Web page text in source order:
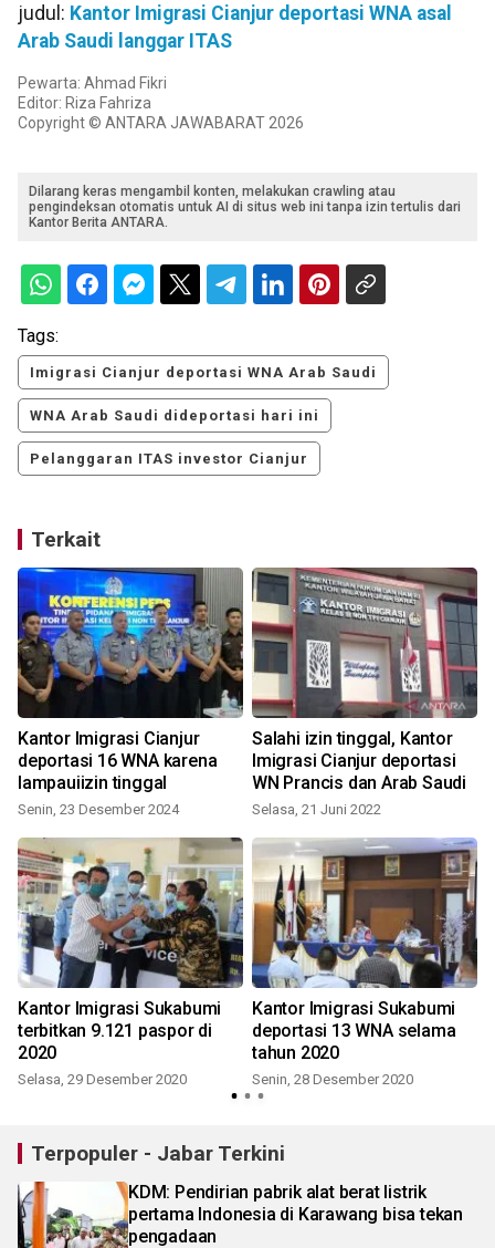
judul: Kantor Imigrasi Cianjur deportasi WNA asal
Arab Saudi langgar ITAS
Pewarta: Ahmad Fikri
Editor: Riza Fahriza
Copyright © ANTARA JAWABARAT 2026
Dilarang keras mengambil konten, melakukan crawling atau
pengindeksan otomatis untuk AI di situs web ini tanpa izin tertulis dari
Kantor Berita ANTARA.
Tags:
Imigrasi Cianjur deportasi WNA Arab Saudi
WNA Arab Saudi dideportasi hari ini
Pelanggaran ITAS investor Cianjur
Terkait
Kantor Imigrasi Cianjur
deportasi 16 WNA karena
lampauiizin tinggal
Senin, 23 Desember 2024
Salahi izin tinggal, Kantor
Imigrasi Cianjur deportasi
WN Prancis dan Arab Saudi
Selasa, 21 Juni 2022
Kantor Imigrasi Sukabumi
terbitkan 9.121 paspor di
2020
Selasa, 29 Desember 2020
Kantor Imigrasi Sukabumi
deportasi 13 WNA selama
tahun 2020
Senin, 28 Desember 2020
Terpopuler - Jabar Terkini
KDM: Pendirian pabrik alat berat listrik
pertama Indonesia di Karawang bisa tekan
pengadaan